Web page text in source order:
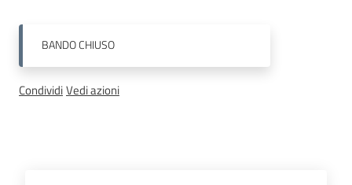
Logo
Sport
BANDOCHIUSO
CondividiVedi azioni